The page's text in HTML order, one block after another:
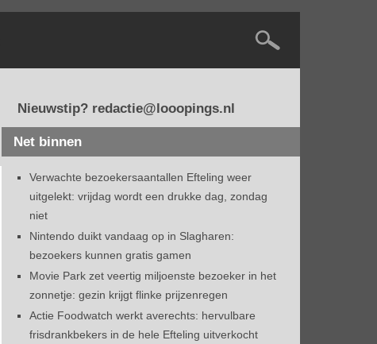
Nieuwstip? redactie@looopings.nl
Net binnen
Verwachte bezoekersaantallen Efteling weer
uitgelekt: vrijdag wordt een drukke dag, zondag
niet
Nintendo duikt vandaag op in Slagharen:
bezoekers kunnen gratis gamen
Movie Park zet veertig miljoenste bezoeker in het
zonnetje: gezin krijgt flinke prijzenregen
Actie Foodwatch werkt averechts: hervulbare
frisdrankbekers in de hele Efteling uitverkocht